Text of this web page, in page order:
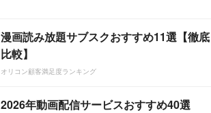
漫画読み放題サブスクおすすめ11選【徹底
比較】
オリコン顧客満足度ランキング
2026年動画配信サービスおすすめ40選